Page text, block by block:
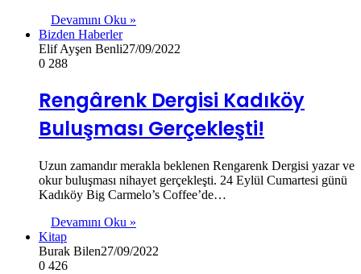
Devamını Oku »
Bizden Haberler
Elif Ayşen Benli27/09/2022
0 288
Rengârenk Dergisi Kadıköy
Buluşması Gerçekleşti!
Uzun zamandır merakla beklenen Rengarenk Dergisi yazar ve
okur buluşması nihayet gerçekleşti. 24 Eylül Cumartesi günü
Kadıköy Big Carmelo’s Coffee’de…
Devamını Oku »
Kitap
Burak Bilen27/09/2022
0 426